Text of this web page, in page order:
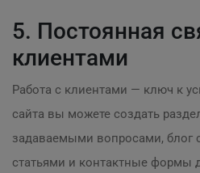
5. Постоянная
клиентами
Работа с клиентами — ключ к
сайта вы можете создать
задаваемыми вопросами, блог
статьями и контактные формы